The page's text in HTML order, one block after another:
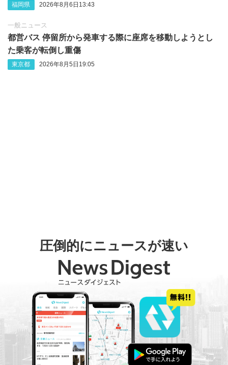
福岡県 2026年8月6日13:43
一般ニュース
都営バス 停留所から発車する際に座席を移動しようとし
た乗客が転倒し重傷
東京都 2026年8月5日19:05
圧倒的にニュースが速い